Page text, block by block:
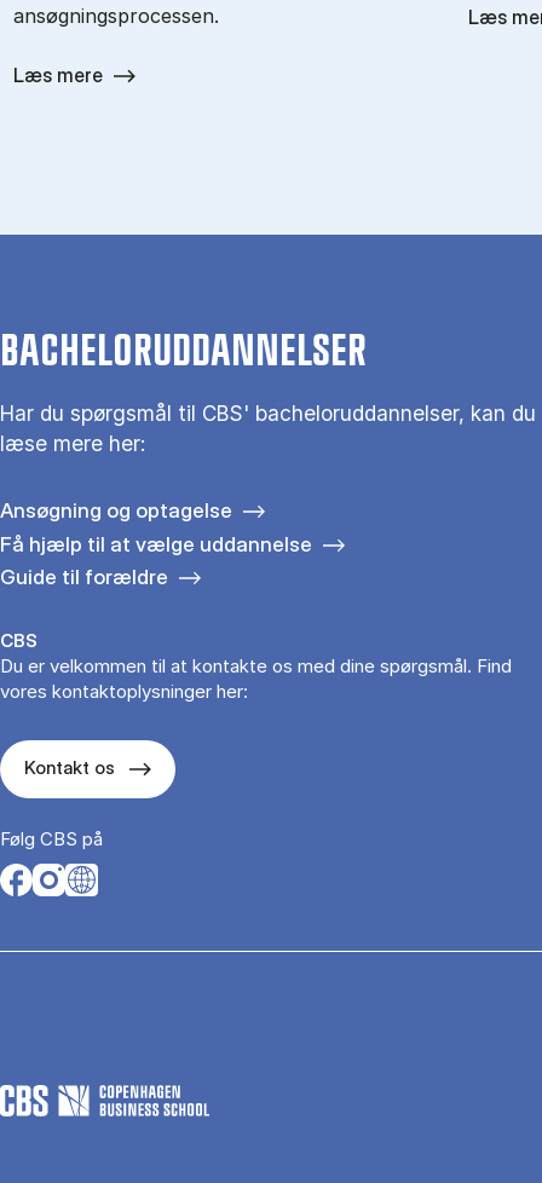
ansøgningsprocessen.
Læs mere
Læs
BACHELORUDDANNELSER
Har du spørgsmål til CBS' bacheloruddannelser, kan du
læse mere her:
Ansøgning og optagelse
Få hjælp til at vælge uddannelse
Guide til forældre
CBS
Du er velkommen til at kontakte os med dine spørgsmål. Find
vores kontaktoplysninger her:
Kontakt os
Følg CBS på
Opens in a new tab
Opens in a new tab
Opens in a new tab